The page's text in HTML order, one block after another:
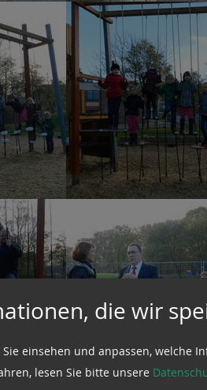
die wir
einsehen und anpassen, welche
lesen Sie bitte unsere